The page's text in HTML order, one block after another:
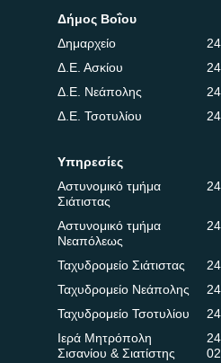
Δήμος Βοΐου
Δημαρχείο
Δ.Ε. Ασκίου
Δ.Ε. Νεάπολης
Δ.Ε. Τσοτυλίου
Υπηρεσίες
Αστυνομικό τμήμα
Σιάτιστας
Αστυνομικό τμήμα
Νεαπόλεως
Ταχυδρομείο Σιάτιστας
Ταχυδρομείο Νεάπολης
Ταχυδρομείο Τσοτυλίου
Ιερά Μητρόπολη
Σισανίου & Σιατίστης